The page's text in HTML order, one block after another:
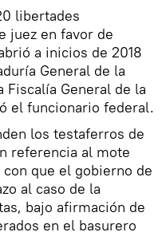
libertades
juez en favor de
a inicios de 2018
General de la
Fiscalía General de la
el funcionario federal.
los testaferros de
referencia al mote
que el gobierno de
al caso de la
bajo afirmación de
en el basurero